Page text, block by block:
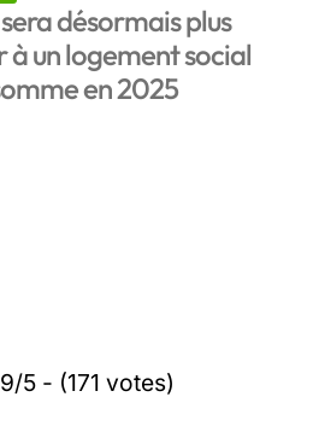
désormais plus
à un logement social
en 2025
5 - (171 votes)